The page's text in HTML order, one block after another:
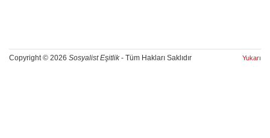
Copyright © 2026 Sosyalist Eşitlik- Tüm Hakları Saklıdır Yukarı